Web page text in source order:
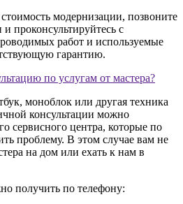
модернизации, позвоните
проконсультируйтесь с
работ и используемые
гарантию.
по услугам от мастера?
моноблок или другая техника
консультации можно
сервисного центра, которые по
проблему. В этом случае вам не
на дом или ехать к нам в
получить по телефону: